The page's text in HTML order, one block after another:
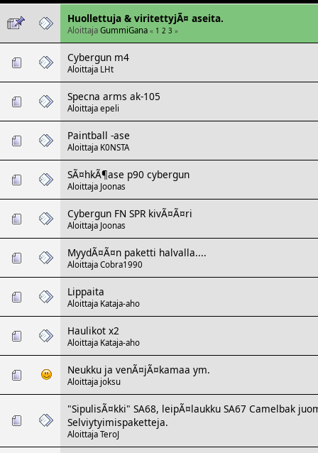
Huollettuja & viritettyjÃ¤ aseita.
Aloittaja GummiGana « 1 2 3 »
Cybergun m4
Aloittaja LHt
Specna arms ak-105
Aloittaja epeli
Paintball -ase
Aloittaja K0NSTA
SÃ¤hkÃ¶ase p90 cybergun
Aloittaja Joonas
Cybergun FN SPR kivÃ¤Ã¤ri
Aloittaja Joonas
MyydÃ¤Ã¤n paketti halvalla....
Aloittaja Cobra1990
Lippaita
Aloittaja Kataja-aho
Haulikot x2
Aloittaja Kataja-aho
Neukku ja venÃ¤jÃ¤kamaa ym.
Aloittaja joksu
"SipulisÃ¤kki" SA68, leipÃ¤laukku SA67 Camelbak
Selviytyimispaketteja.
Aloittaja TeroJ